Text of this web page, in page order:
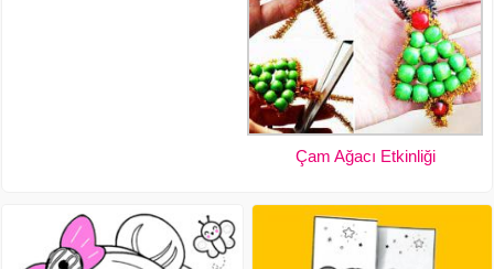
Çam Ağacı Etkinliği